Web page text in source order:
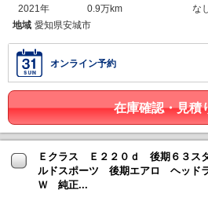
2021年
0.9万km
な
地域 愛知県安城市
オンライン予約
在庫確認・見積
Ｅクラス Ｅ２２０ｄ 後期６３ス
ルドスポーツ 後期エアロ ヘッド
Ｗ 純正...